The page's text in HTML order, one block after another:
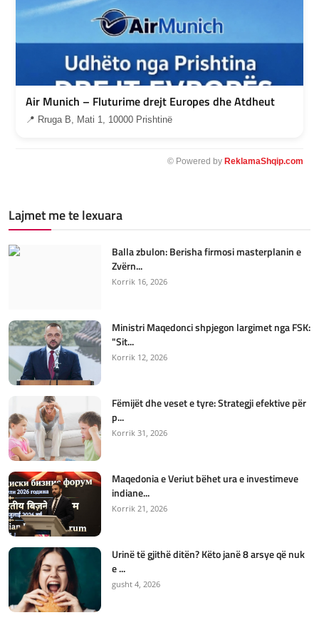
Air Munich – Fluturime drejt Europes dhe Atdheut
📍 Rruga B, Mati 1, 10000 Prishtinë
© Powered by ReklamaShqip.com
Lajmet me te lexuara
Balla zbulon: Berisha firmosi masterplanin e
Zvërn...
Korrik 16, 2026
Ministri Maqedonci shpjegon largimet nga FSK:
"Sit...
Korrik 12, 2026
Fëmijët dhe veset e tyre: Strategji efektive për
p...
Korrik 31, 2026
Maqedonia e Veriut bëhet ura e investimeve
indiane...
Korrik 21, 2026
Urinë të gjithë ditën? Këto janë 8 arsye që nuk
e ...
gusht 4, 2026